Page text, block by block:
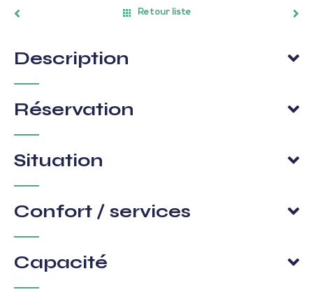
Retour liste
Description
Réservation
Situation
Confort / services
Capacité